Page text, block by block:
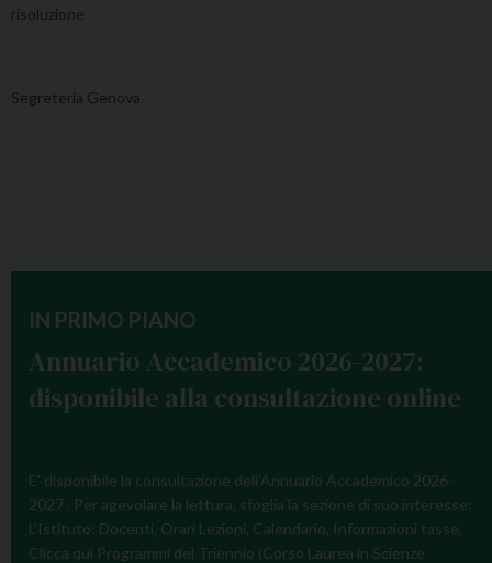
risoluzione
Segreteria Genova
IN PRIMO PIANO
Annuario Accademico 2026-2027:
disponibile alla consultazione online
E’ disponibile la consultazione dell’Annuario Accademico 2026-
2027 . Per agevolare la lettura, sfoglia la sezione di suo interesse:
L’Istituto: Docenti, Orari Lezioni, Calendario, Informazioni tasse.
Clicca qui Programmi del Triennio (Corso Laurea in Scienze